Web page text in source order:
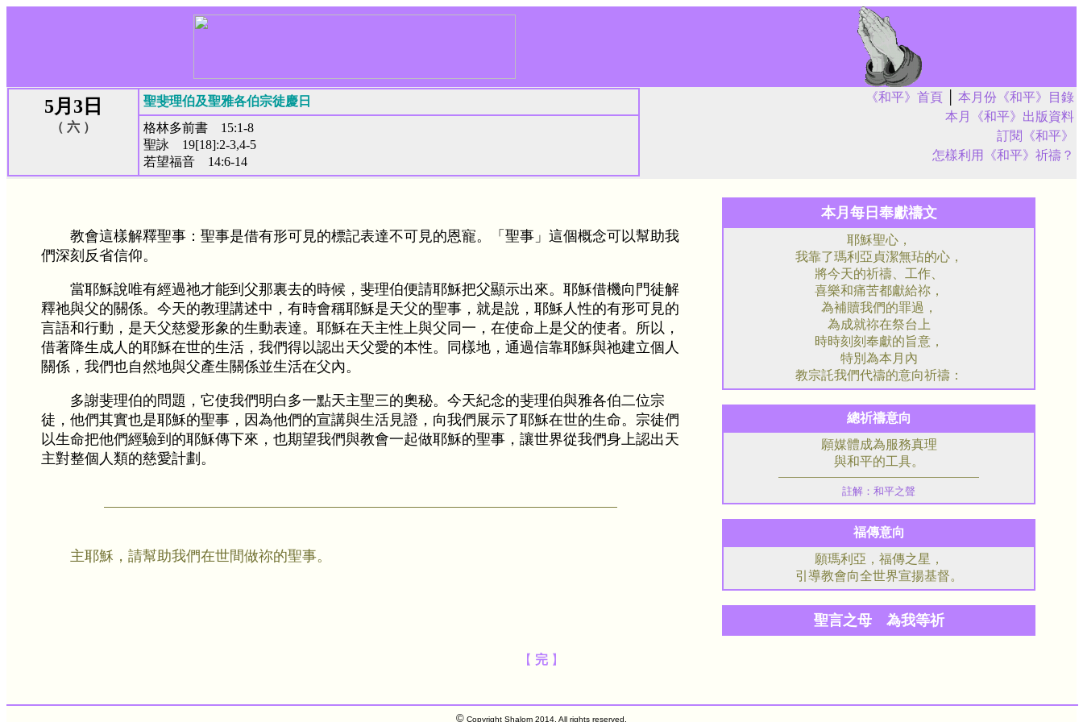
5月3日
（ 六 ）
聖斐理伯及聖雅各伯宗徒慶日
格林多前書 15:1-8
聖詠 19[18]:2-3,4-5
若望福音 14:6-14
《和平》首頁
本月份《和平》目錄
本月《和平》出版資料
訂閱《和平》
怎樣利用《和平》祈禱？
教會這樣解釋聖事：聖事是借有形可見的標記表達不可見的恩寵。「聖事」這個概念可以幫助我
們深刻反省信仰。
當耶穌說唯有經過祂才能到父那裏去的時候，斐理伯便請耶穌把父顯示出來。耶穌借機向門徒解
釋祂與父的關係。今天的教理講述中，有時會稱耶穌是天父的聖事，就是說，耶穌人性的有形可見的
言語和行動，是天父慈愛形象的生動表達。耶穌在天主性上與父同一，在使命上是父的使者。所以，
借著降生成人的耶穌在世的生活，我們得以認出天父愛的本性。同樣地，通過信靠耶穌與祂建立個人
關係，我們也自然地與父產生關係並生活在父內。
多謝斐理伯的問題，它使我們明白多一點天主聖三的奧秘。今天紀念的斐理伯與雅各伯二位宗
徒，他們其實也是耶穌的聖事，因為他們的宣講與生活見證，向我們展示了耶穌在世的生命。宗徒們
以生命把他們經驗到的耶穌傳下來，也期望我們與教會一起做耶穌的聖事，讓世界從我們身上認出天
主對整個人類的慈愛計劃。
主耶穌，請幫助我們在世間做祢的聖事。
本月每日奉獻禱文
耶穌聖心，
我靠了瑪利亞貞潔無玷的心，
將今天的祈禱、工作、
喜樂和痛苦都獻給祢，
為補贖我們的罪過，
為成就祢在祭台上
時時刻刻奉獻的旨意，
特別為本月內
教宗託我們代禱的意向祈禱：
總祈禱意向
願媒體成為服務真理
與和平的工具。
註解：和平之聲
福傳意向
願瑪利亞，福傳之星，
引導教會向全世界宣揚基督。
聖言之母 為我等祈
【 完 】
© Copyright Shalom 2014. All rights reserved.